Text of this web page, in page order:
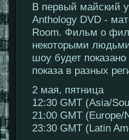
В первый майский
Anthology DVD -
Room. Фильм о
некоторыми
шоу будет
показа в разных
2 мая, пятница
12:30 GMT (Asia/
21:00 GMT (Europe/
23:30 GMT (Latin